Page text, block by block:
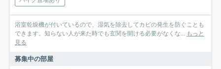
浴室乾燥機が付いているので、湿気を除去してカビの発生を防ぐことも
できます。知らない人が来た時でも玄関を開ける必要がなくな... もっと
見る
募集中の部屋